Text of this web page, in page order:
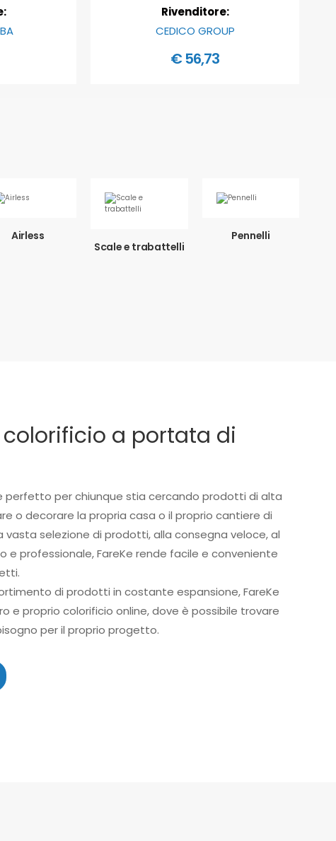
Rivenditore:
CEDICO GROUP
€ 56,73
Airless
Scale e trabattelli
Pennelli
a portata di
perfetto per chiunque stia cercando prodotti di alta
o decorare la propria casa o il proprio cantiere di
vasta selezione di prodotti, alla consegna veloce, al
e professionale, FareKe rende facile e conveniente
di prodotti in costante espansione, FareKe
e proprio colorificio online, dove è possibile trovare
per il proprio progetto.